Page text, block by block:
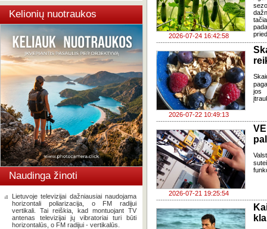
Kelionių nuotraukos
Naudinga žinoti
Lietuvoje televizijai dažniausiai naudojama
horizontali poliarizacija, o FM radijui
vertikali. Tai reiškia, kad montuojant TV
antenas televizijai jų vibratoriai turi būti
horizontalūs, o FM radijui - vertikalūs.
2026-07-24 16:42:58
2026-07-22 10:49:13
jos
2026-07-21 19:25:54